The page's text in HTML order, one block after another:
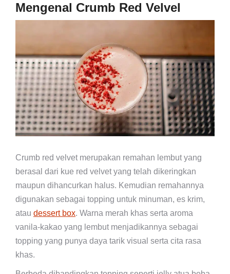
Mengenal Crumb Red Velvel
Crumb red velvet merupakan remahan lembut yang
berasal dari kue red velvet yang telah dikeringkan
maupun dihancurkan halus. Kemudian remahannya
digunakan sebagai topping untuk minuman, es krim,
atau dessert box. Warna merah khas serta aroma
vanila-kakao yang lembut menjadikannya sebagai
topping yang punya daya tarik visual serta cita rasa
khas.